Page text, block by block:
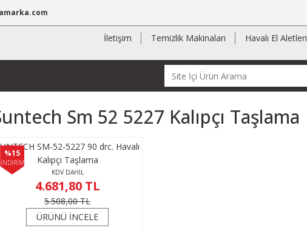
İletişim Temizlik Makinaları Havalı El Aletleri
Sm 52 5227 Kalıpçı Taşlama
%15
İNDİRİM
SM-52-5227 90 drc. Havalı
Kalıpçı Taşlama
KDV DAHİL
4.681,80 TL
5.508,00 TL
ÜRÜNÜ İNCELE